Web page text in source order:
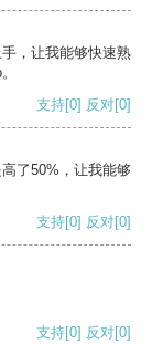
，让我能够快速熟
支持[0] 反对[0]
了50%，让我能够
支持[0] 反对[0]
支持[0] 反对[0]